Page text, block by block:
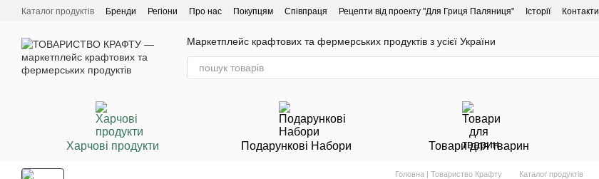
Перейти до основного контенту
Каталог продуктів Бренди Регіони Про нас Покупцям Співпраця Рецепти від проекту "Для Гриця Паляниця" Історії Контакти
Маркетплейс крафтових та фермерських продуктів з усієї України
Харчові продукти Подарункові Набори Товари для тварин
Головна | Товариство Крафту Каталог продуктів